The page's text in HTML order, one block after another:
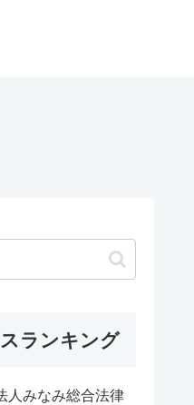
ランキング
人みなみ総合法律